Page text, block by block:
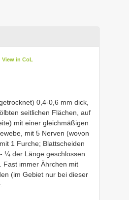
View in CoL
0,4-0,6 mm dick,
seitlichen Flächen, auf
mit einer gleichmäßigen
mit 5 Nerven (wovon
1 Furche; Blattscheiden
¼ der Länge geschlossen.
Fast immer Ährchen mit
(im Gebiet nur bei dieser